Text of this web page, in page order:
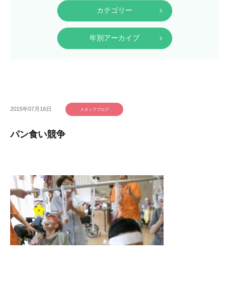
カテゴリー
年別アーカイブ
2015年07月16日 スタッフブログ
パン食い競争